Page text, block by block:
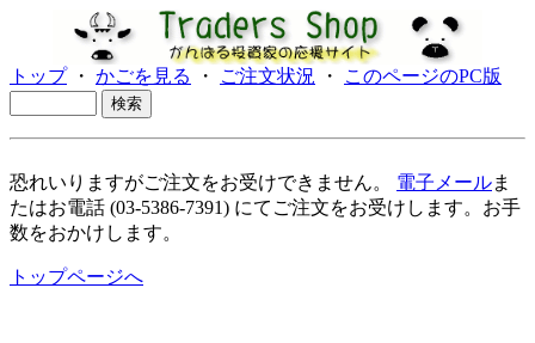
トップ・ かごを見る ・ ご注文状況 ・ このページのPC版
恐れいりますがご注文をお受けできません。 電子メールま
たはお電話 (03-5386-7391) にてご注文をお受けします。お手
数をおかけします。
トップページへ